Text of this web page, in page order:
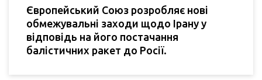
Європейський Союз розробляє нові
обмежувальні заходи щодо Ірану у
відповідь на його постачання
балістичних ракет до Росії.